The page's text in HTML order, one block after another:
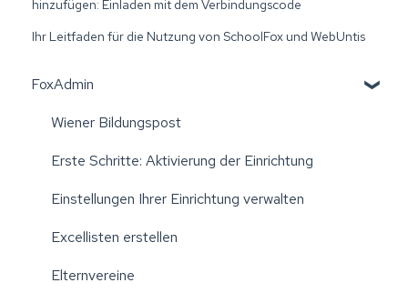
hinzufügen: Einladen mit dem Verbindungscode
Ihr Leitfaden für die Nutzung von SchoolFox und WebUntis
FoxAdmin
Wiener Bildungspost
Erste Schritte: Aktivierung der Einrichtung
Einstellungen Ihrer Einrichtung verwalten
Excellisten erstellen
Elternvereine